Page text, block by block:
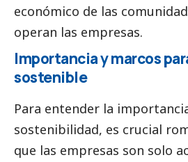
económico de las
operan las empresas.
Importancia y marcos
sostenible
Para entender la
sostenibilidad, es crucial
que las empresas son solo